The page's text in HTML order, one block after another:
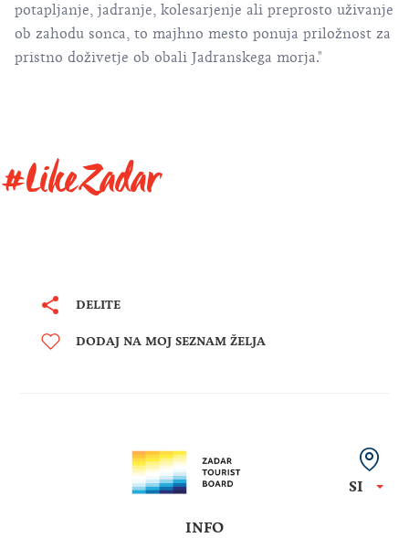
potapljanje, jadranje, kolesarjenje ali preprosto uživanje
ob zahodu sonca, to majhno mesto ponuja priložnost za
pristno doživetje ob obali Jadranskega morja."
#LikeZadar
DELITE
DODAJ NA MOJ SEZNAM ŽELJA
SI
INFO